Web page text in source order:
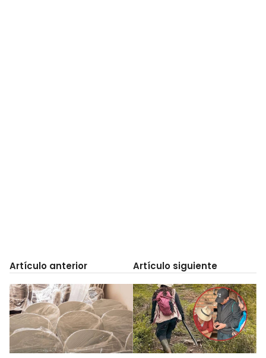
Artículo anterior Artículo siguiente